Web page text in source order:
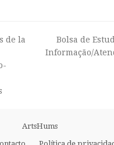
de la
next
Bolsa de
Informação/
ArtsHums